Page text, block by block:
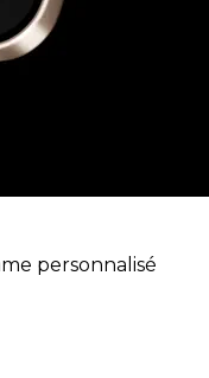
personnalisé